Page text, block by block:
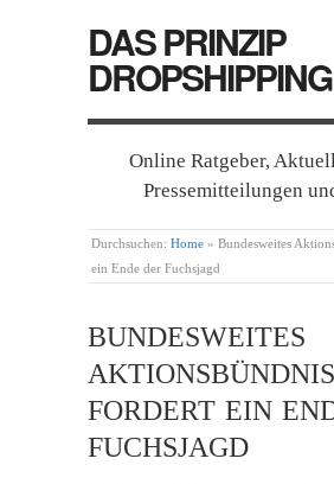
DAS PRINZIP
DROPSHIPPING
Online Ratgeber,
Pressemitteilungen
Durchsuchen: Home » Bundesweites
ein Ende der Fuchsjagd
BUNDESWEITES
AKTIONSBÜNDNIS
FORDERT EIN
FUCHSJAGD